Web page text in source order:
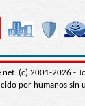
(c) 2001-2026 -
por humanos sin